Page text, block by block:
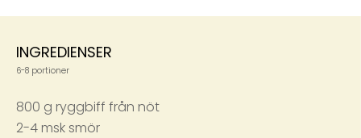
INGREDIENSER
6-8 portioner
800 g ryggbiff från nöt
2-4 msk smör